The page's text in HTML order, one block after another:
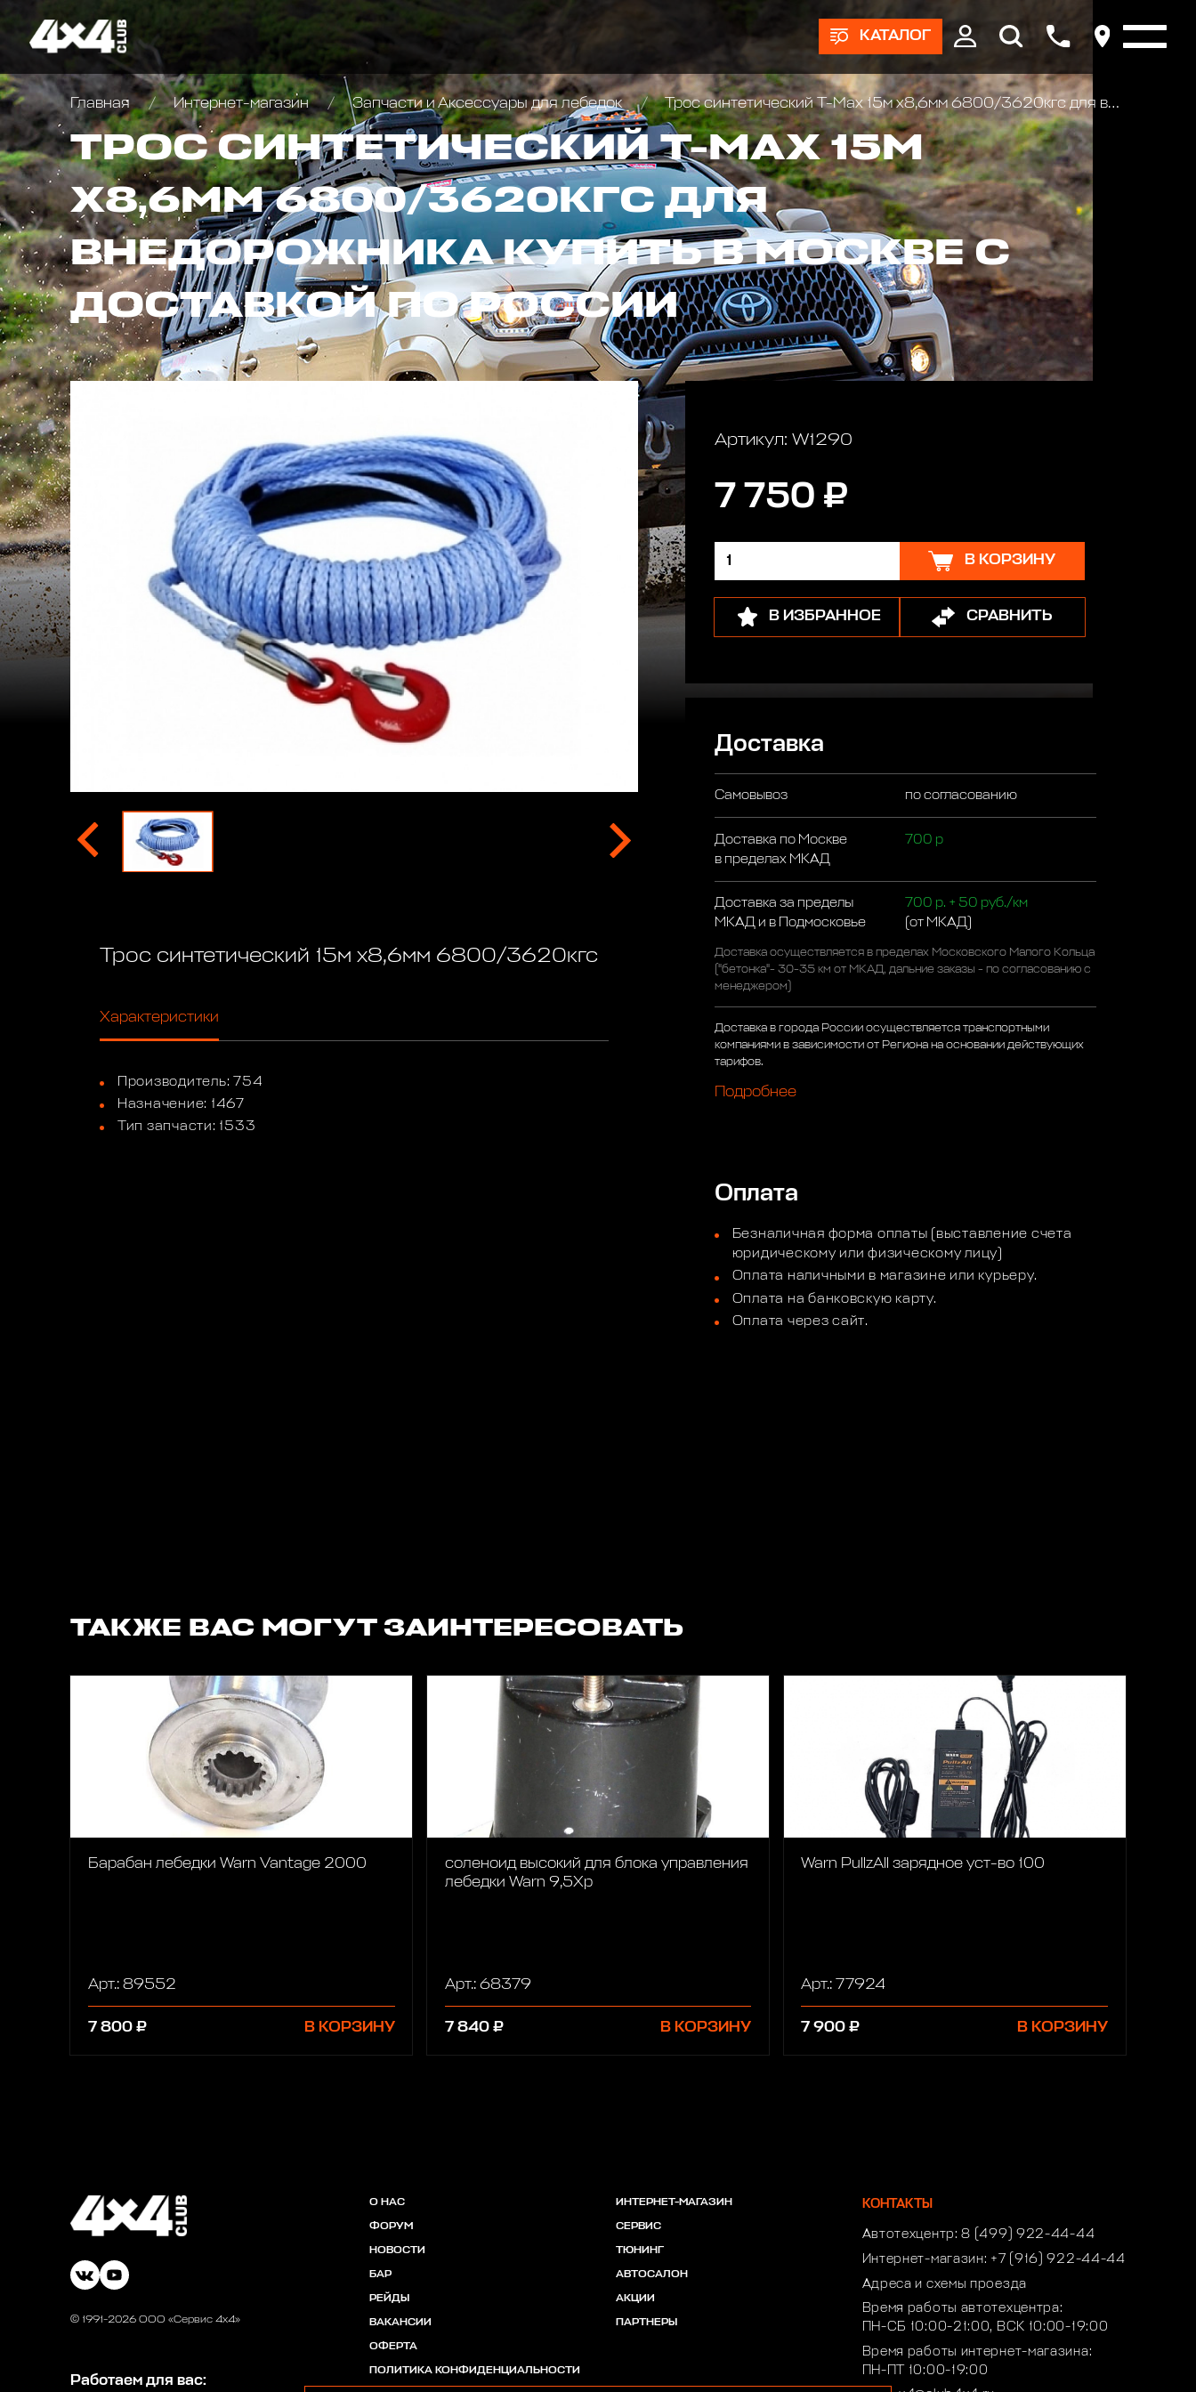
КАТАЛОГ
Главная Интернет-магазин Запчасти и Аксессуары для лебедок Трос синтетический T-Max 15м x8,6мм 6800/3620кгс для внедорожника
ТРОС СИНТЕТИЧЕСКИЙ T-MAX 15М
X8,6ММ 6800/3620КГС ДЛЯ
ВНЕДОРОЖНИКА КУПИТЬ В МОСКВЕ С
ДОСТАВКОЙ ПО РОССИИ
Трос синтетический 15м x8,6мм 6800/3620кгс
Характеристики
Производитель: 754
Назначение: 1467
Тип запчасти: 1533
Артикул: W1290
7 750 ₽
В КОРЗИНУ
В ИЗБРАННОЕ СРАВНИТЬ
Доставка
Самовывоз по согласованию
Доставка по Москве
в пределах МКАД
700 р
Доставка за пределы
МКАД и в Подмосковье
700 р. + 50 руб./км
(от МКАД)
Доставка осуществляется в пределах Московского Малого Кольца
("бетонка"- 30-35 км от МКАД, дальние заказы - по согласованию с
менеджером)
Доставка в города России осуществляется транспортными
компаниями в зависимости от Региона на основании действующих
тарифов.
Подробнее
Оплата
Безналичная форма оплаты (выставление счета
юридическому или физическому лицу)
Оплата наличными в магазине или курьеру.
Оплата на банковскую карту.
Оплата через сайт.
ТАКЖЕ ВАС МОГУТ ЗАИНТЕРЕСОВАТЬ
Барабан лебедки Warn Vantage 2000
Арт.: 89552
7 800 ₽ В КОРЗИНУ
соленоид высокий для блока управления
лебедки Warn 9,5Xp
Арт.: 68379
7 840 ₽ В КОРЗИНУ
Warn PullzAll зарядное уст-во 100
Арт.: 77924
7 900 ₽ В КОРЗИНУ
© 1991-2026 ООО «Сервис 4х4»
Работаем для вас:
О НАС
ФОРУМ
НОВОСТИ
БАР
РЕЙДЫ
ВАКАНСИИ
ОФЕРТА
ПОЛИТИКА КОНФИДЕНЦИАЛЬНОСТИ
ИНТЕРНЕТ-МАГАЗИН
СЕРВИС
ТЮНИНГ
АВТОСАЛОН
АКЦИИ
ПАРТНЕРЫ
КОНТАКТЫ
Автотехцентр:8 (499) 922-44-44
Интернет-магазин: +7 (916) 922-44-44
Адреса и схемы проезда
Время работы автотехцентра:
ПН-СБ 10:00-21:00, ВСК 10:00-19:00
Время работы интернет-магазина:
ПН-ПТ 10:00-19:00